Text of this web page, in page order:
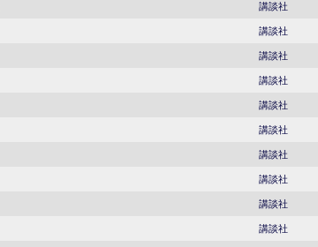
講談社
講談社
講談社
講談社
講談社
講談社
講談社
講談社
講談社
講談社